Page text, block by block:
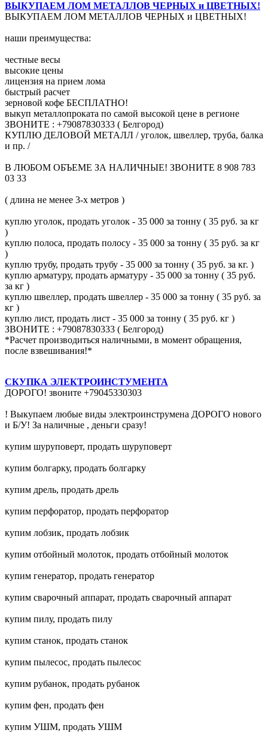
ВЫКУПАЕМ ЛОМ МЕТАЛЛОВ ЧЕРНЫХ и ЦВЕТНЫХ!
ВЫКУПАЕМ ЛОМ МЕТАЛЛОВ ЧЕРНЫХ и ЦВЕТНЫХ!
наши преимущества:
честные весы
высокие цены
лицензия на прием лома
быстрый расчет
зерновой кофе БЕСПЛАТНО!
выкуп металлопроката по самой высокой цене в регионе
ЗВОНИТЕ : +79087830333 ( Белгород)
КУПЛЮ ДЕЛОВОЙ МЕТАЛЛ / уголок, швеллер, труба, балка
и пр. /
В ЛЮБОМ ОБЪЕМЕ ЗА НАЛИЧНЫЕ! ЗВОНИТЕ 8 908 783
03 33
( длина не менее 3-х метров )
куплю уголок, продать уголок - 35 000 за тонну ( 35 руб. за кг
)
куплю полоса, продать полосу - 35 000 за тонну ( 35 руб. за кг
)
куплю трубу, продать трубу - 35 000 за тонну ( 35 руб. за кг. )
куплю арматуру, продать арматуру - 35 000 за тонну ( 35 руб.
за кг )
куплю швеллер, продать швеллер - 35 000 за тонну ( 35 руб. за
кг )
куплю лист, продать лист - 35 000 за тонну ( 35 руб. кг )
ЗВОНИТЕ : +79087830333 ( Белгород)
*Расчет производиться наличными, в момент обращения,
после взвешивания!*
СКУПКА ЭЛЕКТРОИНСТУМЕНТА
ДОРОГО! звоните +79045330303
! Выкупаем любые виды электроинструмена ДОРОГО нового
и Б/У! За наличные , деньги сразу!
купим шуруповерт, продать шуруповерт
купим болгарку, продать болгарку
купим дрель, продать дрель
купим перфоратор, продать перфоратор
купим лобзик, продать лобзик
купим отбойный молоток, продать отбойный молоток
купим генератор, продать генератор
купим сварочный аппарат, продать сварочный аппарат
купим пилу, продать пилу
купим станок, продать станок
купим пылесос, продать пылесос
купим рубанок, продать рубанок
купим фен, продать фен
купим УШМ, продать УШМ